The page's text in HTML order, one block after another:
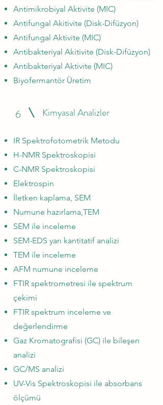
Antimikrobiyal Aktivite (MIC)
Antifungal Akitivite (Disk-Difüzyon)
Antifungal Aktivite (MIC)
Antibakteriyal Akitivite (Disk-Difüzyon)
Antibakteriyal Aktivite (MIC)
Biyofermantör Üretim
6 Kimyasal Analizler
IR Spektrofotometrik Metodu
H-NMR Spektroskopisi
C-NMR Spektroskopisi
Elektrospin
İletken kaplama, SEM
Numune hazırlama,TEM
SEM ile inceleme
SEM-EDS yarı kantitatif analizi
TEM ile inceleme
AFM numune inceleme
FTIR spektrometresi ile spektrum
çekimi
FTIR spektrum inceleme ve
değerlendirme
Gaz Kromatografisi (GC) ile bileşen
analizi
GC/MS analizi
UV-Vis Spektroskopisi ile absorbans
ölçümü